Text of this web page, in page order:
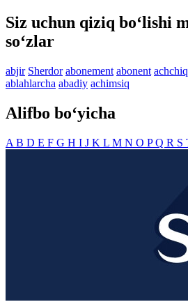
Siz uchun qiziq bo‘lishi
so‘zlar
abjir Sherdor abonement abonent
ablahlarcha abadiy achimsiq
Alifbo bo‘yicha
A B D E F G H I J K L M N O PQ R S